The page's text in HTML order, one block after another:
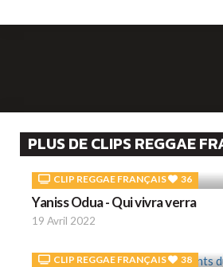
PLUS DE CLIPS REGGAE
CLIP REGGAE FRANÇAIS 36
Yaniss Odua - Qui vivra verra
19 Avril 2022
CLIP REGGAE FRANÇAIS 38